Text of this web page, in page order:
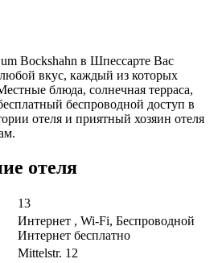
Bockshahn в Шпессарте Вас
вкус, каждый из которых
блюда, солнечная терраса,
беспроводной доступ в
отеля и приятный хозяин отеля
отеля
13
Интернет , Wi-Fi, Беспроводной
Интернет бесплатно
Mittelstr. 12